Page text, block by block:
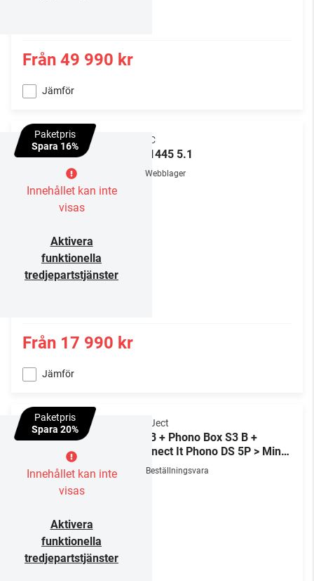
Från 49 990 kr
Jämför
Paketpris
Spara 16%
Innehållet kan inte
visas
Aktivera
funktionella
tredjepartstjänster
ELAC
WS1445 5.1
Webblager
Från 17 990 kr
Jämför
Paketpris
Spara 20%
Innehållet kan inte
visas
Aktivera
funktionella
tredjepartstjänster
Pro-Ject
XA B + Phono Box S3 B +
Connect It Phono DS 5P > Mini
XLRBeställningsvara